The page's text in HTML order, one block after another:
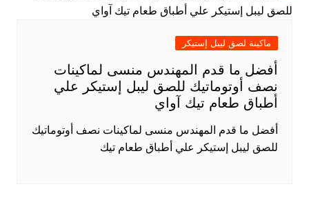
ماكينة لصق ليبل إستيكر
أفضل ما قدم المهندس منسى لماكينات
نصف أوتوماتيك للصق ليبل إستيكر علي
أطباق طعام تيك آواي
أفضل ما قدم المهندس منسى لماكينات نصف أوتوماتيك
للصق ليبل إستيكر علي أطباق طعام تيك